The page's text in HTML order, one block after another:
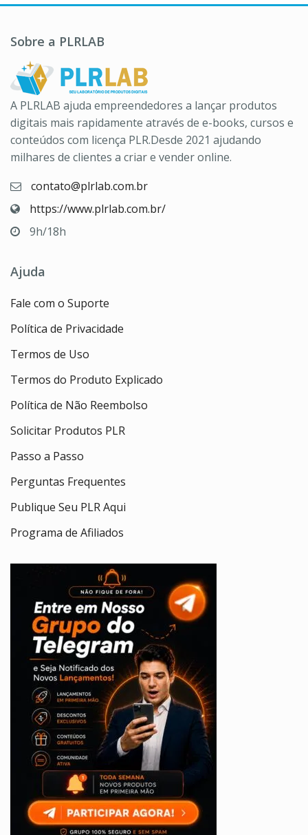
Sobre a PLRLAB
A PLRLAB ajuda empreendedores a lançar produtos
digitais mais rapidamente através de e-books, cursos e
conteúdos com licença PLR.Desde 2021 ajudando
milhares de clientes a criar e vender online.
contato@plrlab.com.br
https://www.plrlab.com.br/
9h/18h
Ajuda
Fale com o Suporte
Política de Privacidade
Termos de Uso
Termos do Produto Explicado
Política de Não Reembolso
Solicitar Produtos PLR
Passo a Passo
Perguntas Frequentes
Publique Seu PLR Aqui
Programa de Afiliados